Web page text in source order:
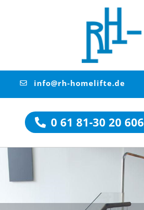
info@rh-homelifte.de
0 61 81-30 20 606